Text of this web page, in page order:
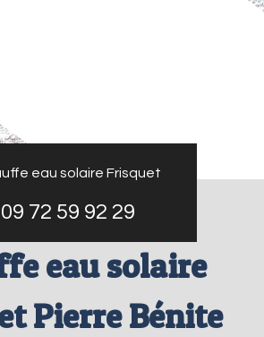
eau solaire Frisquet
09 72 59 92 29
eau solaire
Pierre Bénite